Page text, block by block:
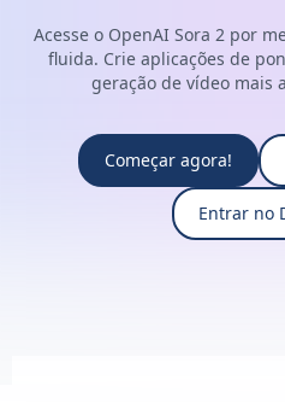
Acesse o OpenAI Sora 2 por
fluida. Crie aplicações de
geração de vídeo mais
Começar agora!
Entrar no